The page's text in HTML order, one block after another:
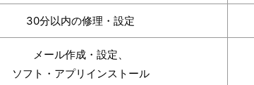
30分以内の修理・設定
メール作成・設定、
ソフト・アプリインストール